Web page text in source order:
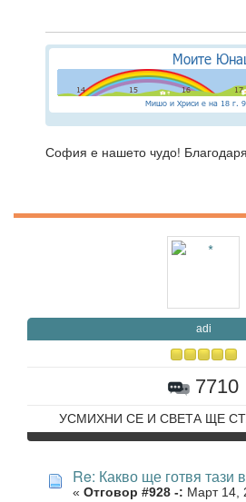
София е нашето чудо!
adi
7710
УСМИХНИ СЕ И СВЕТА ЩЕ
Re: Какво ще готвя тази
« Отговор #928 -: Март 14,